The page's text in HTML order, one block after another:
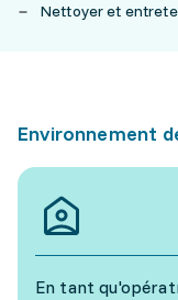
Nettoyer et
Environnement
En tant